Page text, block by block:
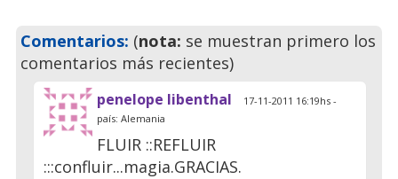
Comentarios: (nota: se muestran primero los
comentarios más recientes)
penelope libenthal 17-11-2011 16:19hs -
país: Alemania
FLUIR ::REFLUIR
:::confluir...magia.GRACIAS.